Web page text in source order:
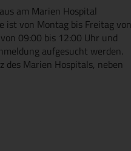
am Marien Hospital
ist von Montag bis Freitag von
09:00 bis 12:00 Uhr und
aufgesucht werden.
des Marien Hospitals, neben